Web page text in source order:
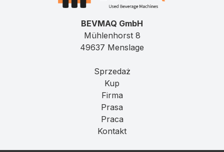
BEVMAQ GmbH
Mühlenhorst 8
49637 Menslage
Sprzedaż
Kup
Firma
Prasa
Praca
Kontakt